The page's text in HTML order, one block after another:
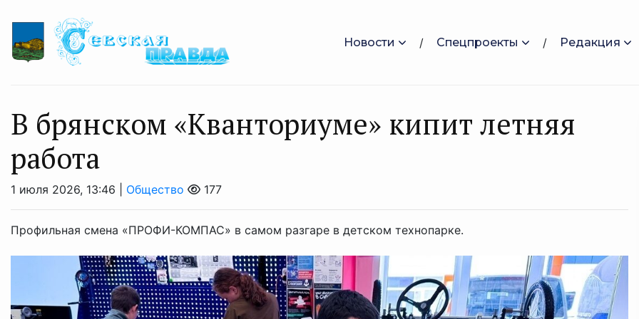
Новости Спецпроекты Редакция
В брянском «Кванториуме» кипит летняя
работа
1 июля 2026, 13:46 | Общество 177
Профильная смена «ПРОФИ-КОМПАС» в самом разгаре в детском технопарке.